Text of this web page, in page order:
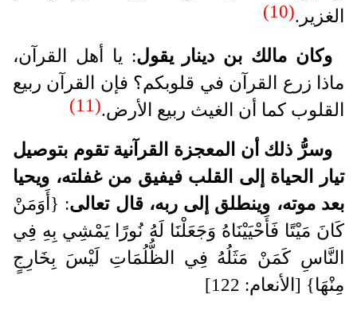
الغزير.(10)
وكان مالك بن دينار يقول: يا أهل القرآن،
ماذا زرع القرآن في قلوبكم؟ فإن القرآن ربيع
القلوب كما أن الغيث ربيع الأرض.(11)
وسرُّ ذلك أن المعجزة القرآنية تقوم بتوصيل
تيار الحياة إلى القلب فيفيق من غفلته، ويحيا
بعد موته، وينطلق إلى ربه، قال تعالى: {أَوَمَنْ
كَانَ مَيْتًا فَأَحْيَيْنَاهُ وَجَعَلْنَا لَهُ نُورًا يَمْشِي بِهِ فِي
النَّاسِ كَمَنْ مَثَلُهُ فِي الظُّلُمَاتِ لَيْسَ بِخَارِجٍ
مِنْهَا} [الأنعام: 122]